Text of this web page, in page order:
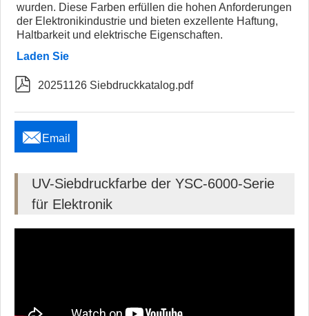
wurden. Diese Farben erfüllen die hohen Anforderungen
der Elektronikindustrie und bieten exzellente Haftung,
Haltbarkeit und elektrische Eigenschaften.
Laden Sie
 20251126 Siebdruckkatalog.pdf
 Email
UV-Siebdruckfarbe der YSC-6000-Serie
für Elektronik